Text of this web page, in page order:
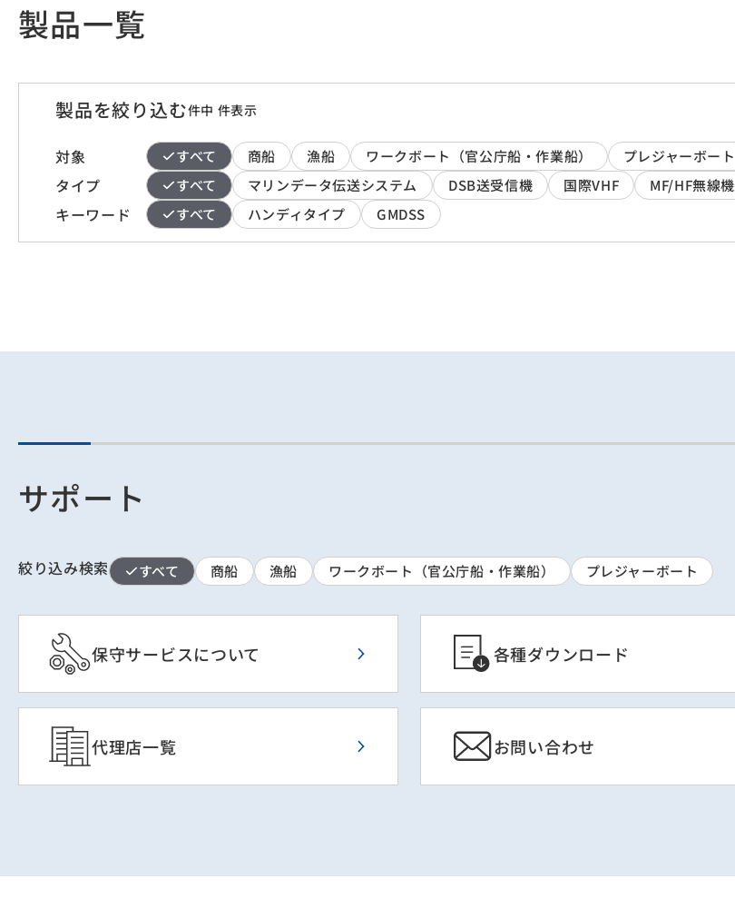
製品一覧
製品を絞り込む件中 件表示
対象 すべて 商船 漁船 ワークボート（官公庁船・作業船） プレジャーボート
タイプ すべて マリンデータ伝送システム DSB送受信機 国際VHF MF/HF無線機
キーワード すべて ハンディタイプ GMDSS
サポート
絞り込み検索 すべて 商船 漁船 ワークボート（官公庁船・作業船） プレジャーボート
保守サービスについて 各種ダウンロード
代理店一覧 お問い合わせ